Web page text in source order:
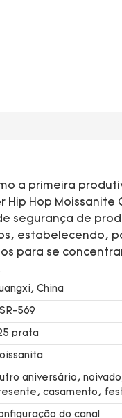
a primeira
Hip Hop
segurança de
estabelecendo,
para se
China
569
prata
aniversário,
casamento,
do canal